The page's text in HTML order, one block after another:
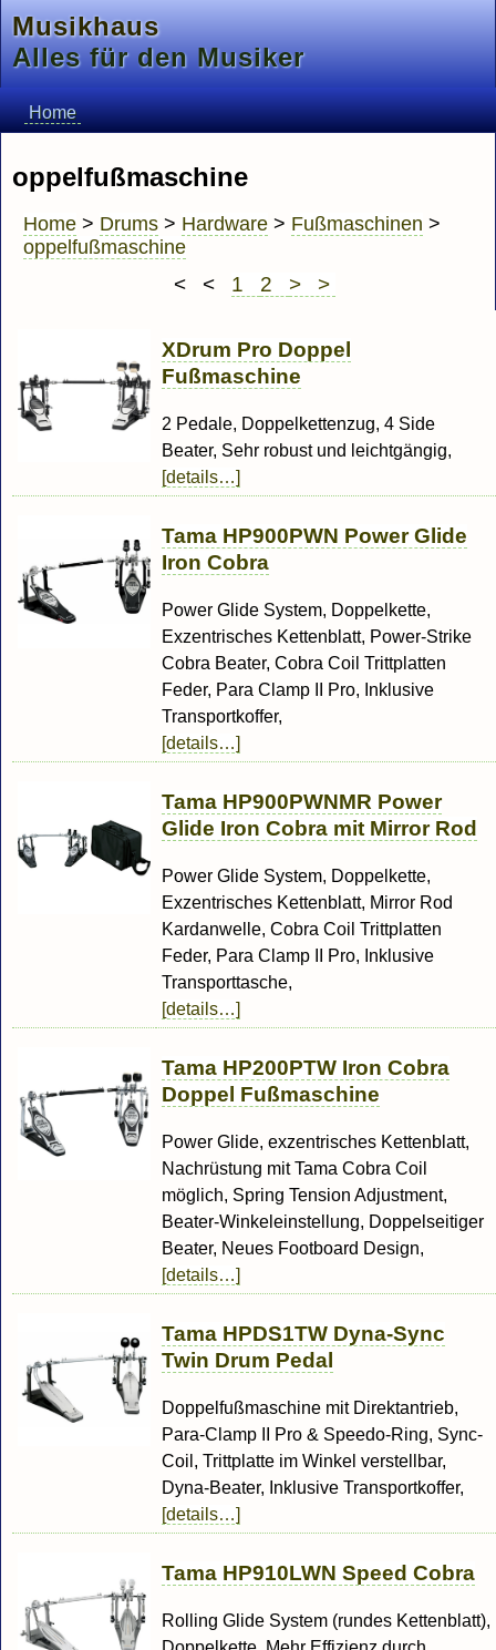
Musikhaus
Alles für den Musiker
Home
oppelfußmaschine
Home > Drums > Hardware > Fußmaschinen >
oppelfußmaschine
< < 1 2 > >
XDrum Pro Doppel
Fußmaschine
2 Pedale, Doppelkettenzug, 4 Side
Beater, Sehr robust und leichtgängig,
[details…]
Tama HP900PWN Power Glide
Iron Cobra
Power Glide System, Doppelkette,
Exzentrisches Kettenblatt, Power-Strike
Cobra Beater, Cobra Coil Trittplatten
Feder, Para Clamp II Pro, Inklusive
Transportkoffer,
[details…]
Tama HP900PWNMR Power
Glide Iron Cobra mit Mirror Rod
Power Glide System, Doppelkette,
Exzentrisches Kettenblatt, Mirror Rod
Kardanwelle, Cobra Coil Trittplatten
Feder, Para Clamp II Pro, Inklusive
Transporttasche,
[details…]
Tama HP200PTW Iron Cobra
Doppel Fußmaschine
Power Glide, exzentrisches Kettenblatt,
Nachrüstung mit Tama Cobra Coil
möglich, Spring Tension Adjustment,
Beater-Winkeleinstellung, Doppelseitiger
Beater, Neues Footboard Design,
[details…]
Tama HPDS1TW Dyna-Sync
Twin Drum Pedal
Doppelfußmaschine mit Direktantrieb,
Para-Clamp II Pro & Speedo-Ring, Sync-
Coil, Trittplatte im Winkel verstellbar,
Dyna-Beater, Inklusive Transportkoffer,
[details…]
Tama HP910LWN Speed Cobra
Rolling Glide System (rundes Kettenblatt),